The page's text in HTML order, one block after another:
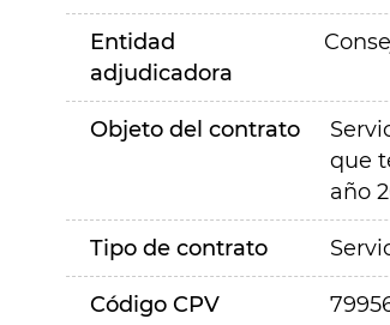
Entidad
adjudicadora
Objeto del contrato
que
año
Tipo de contrato
Código CPV